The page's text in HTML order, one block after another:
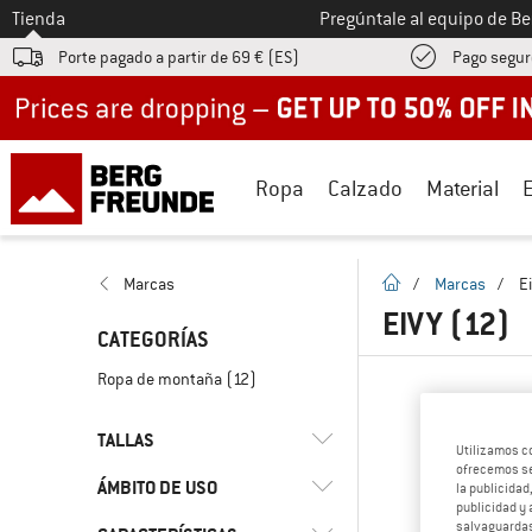
A la
Tienda Pregúntale al equipo de
Porte pagado a partir de 69 € (ES) Pago
Ropa Calzado Material
Marcas
CATEGORÍAS
Ropa de montaña (12)
TALLAS
L S UNI
ÁMBITO DE USO
la pagina de inicio
/ Marcas /
EIVY (12)
Utilizamos
ofrecemos
la
publicidad y